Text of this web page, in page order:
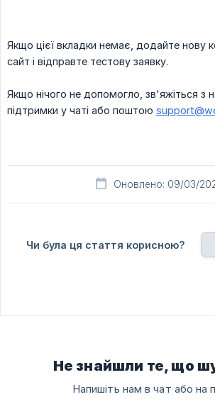
Якщо цієї вкладки немає, додайте нову
сайт і відправте тестову заявку.
Якщо нічого не допомогло, зв'яжіться
підтримки у чаті або поштою
Оновлено: 09/03/
Чи була ця стаття корисною?
Не знайшли те, що
Напишіть нам в чат або на